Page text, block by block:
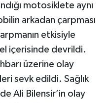
motosiklete aynı
arkadan çarpması
etkisiyle
içerisinde devrildi.
üzerine olay
sevk edildi. Sağlık
Ali Bilensir’in olay